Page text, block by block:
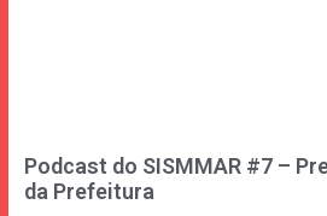
Podcast do SISMMAR #7 –
da Prefeitura